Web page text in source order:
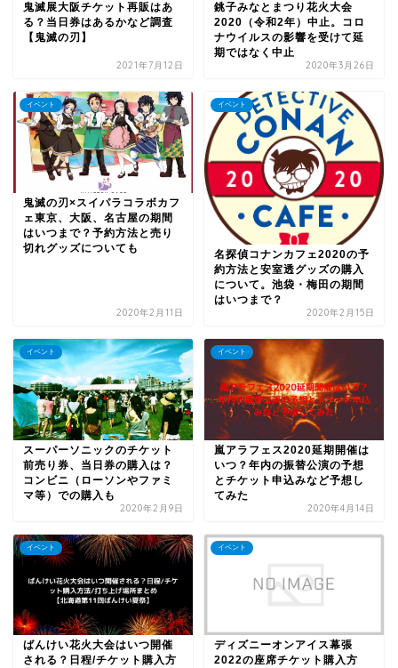
鬼滅展大阪チケット再販はあ
る？当日券はあるかなど調査
【鬼滅の刃】
2021年7月12日
銚子みなとまつり花火大会
2020（令和2年）中止。コロ
ナウイルスの影響を受けて延
期ではなく中止
2020年3月26日
イベント
鬼滅の刃×スイパラコラボカフ
ェ東京、大阪、名古屋の期間
はいつまで？予約方法と売り
切れグッズについても
2020年2月11日
イベント
名探偵コナンカフェ2020の予
約方法と安室透グッズの購入
について。池袋・梅田の期間
はいつまで？
2020年2月15日
イベント
スーパーソニックのチケット
前売り券、当日券の購入は？
コンビニ（ローソンやファミ
マ等）での購入も
2020年2月9日
イベント
嵐アラフェス2020延期開催は
いつ？年内の振替公演の予想
とチケット申込みなど予想し
てみた
2020年4月14日
イベント
ばんけい花火大会はいつ開催
される？日程/チケット購入方
イベント
ディズニーオンアイス幕張
2022の座席チケット購入方